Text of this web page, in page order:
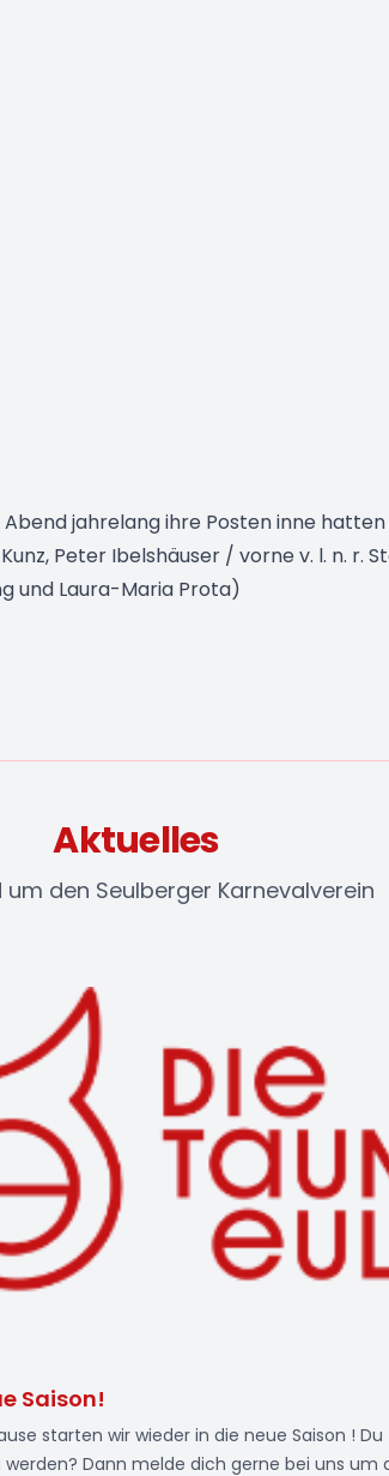
jahrelang ihre Posten inne
Peter Ibelshäuser / vorne v. l. n. r.
und Laura-Maria Prota)
Aktuelles
um den Seulberger Karnevalverein
Saison!
starten wir wieder in die neue Saison ! Du
Dann melde dich gerne bei uns um